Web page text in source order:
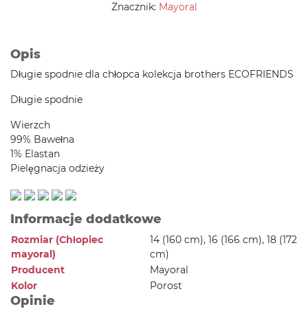
Znacznik: Mayoral
Opis
Długie spodnie dla chłopca kolekcja brothers ECOFRIENDS
Długie spodnie
Wierzch
99% Bawełna
1% Elastan
Pielęgnacja odzieży
Informacje dodatkowe
Rozmiar (Chłopiec
mayoral)
14 (160 cm), 16 (166 cm), 18 (172
cm)
Producent
Mayoral
Kolor
Porost
Opinie